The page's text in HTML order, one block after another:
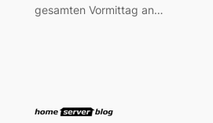
gesamten Vormittag an…